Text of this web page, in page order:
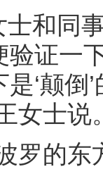
和同
验证一
‘颠倒
女士说
罗的